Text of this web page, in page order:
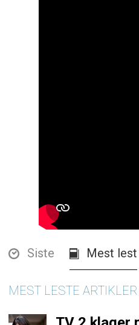
Siste Mest lest
MEST LESTE ARTIKLER